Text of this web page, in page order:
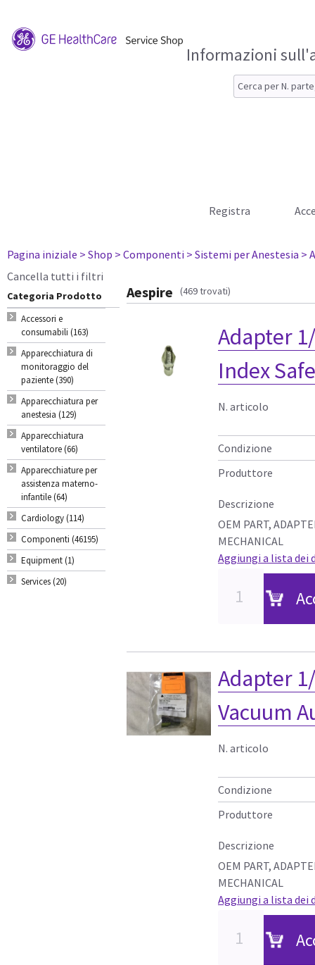
Informazioni
Registra
Pagina iniziale > Shop > Componenti > Sistemi per Anestesia >
Cancella tutti i filtri
Categoria Prodotto
Accessori e
consumabili (163)
Apparecchiatura di
monitoraggio del
paziente (390)
Apparecchiatura per
anestesia (129)
Apparecchiatura
ventilatore (66)
Apparecchiature per
assistenza materno-
infantile (64)
Cardiology (114)
Componenti (46195)
Equipment (1)
Services (20)
Aespire (469 trovati)
Adapter
Index
N. articolo
Condizione
Produttore
Descrizione
OEM PART,
MECHANICAL
Aggiungi a lista dei
Adapter
Vacuum
N. articolo
Condizione
Produttore
Descrizione
OEM PART,
MECHANICAL
Aggiungi a lista dei